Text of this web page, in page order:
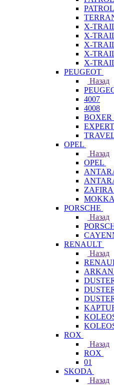
X-
X-
X-
X-
X-
PEUGEOT
Назад
4007
4008
BOXER
OPEL
Назад
OPEL
ZAFIRA
MOKKA
PORSCHE
Назад
RENAULT
Назад
ROX
Назад
ROX
01
SKODA
Назад